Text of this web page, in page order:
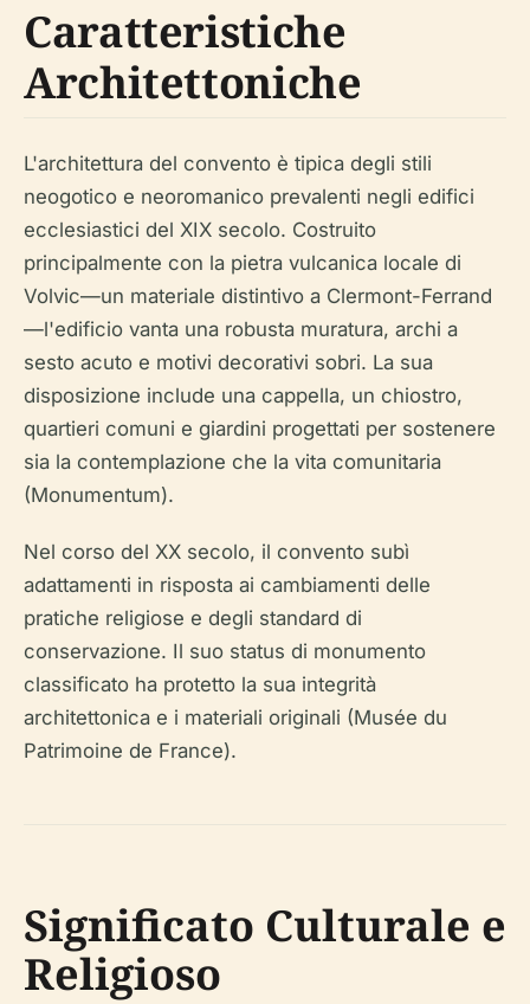
Caratteristiche
Architettoniche
L'architettura del convento è tipica degli stili
neogotico e neoromanico prevalenti negli edifici
ecclesiastici del XIX secolo. Costruito
principalmente con la pietra vulcanica locale di
Volvic—un materiale distintivo a Clermont-Ferrand
—l'edificio vanta una robusta muratura, archi a
sesto acuto e motivi decorativi sobri. La sua
disposizione include una cappella, un chiostro,
quartieri comuni e giardini progettati per sostenere
sia la contemplazione che la vita comunitaria
(Monumentum).
Nel corso del XX secolo, il convento subì
adattamenti in risposta ai cambiamenti delle
pratiche religiose e degli standard di
conservazione. Il suo status di monumento
classificato ha protetto la sua integrità
architettonica e i materiali originali (Musée du
Patrimoine de France).
Significato Culturale e
Religioso